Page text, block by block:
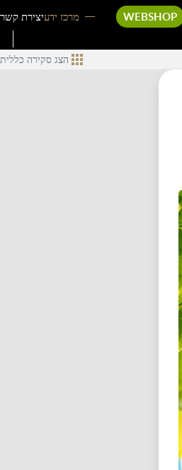
WEBSHOP מרכז ידעיצירת קשר
הצג סקירה כללית